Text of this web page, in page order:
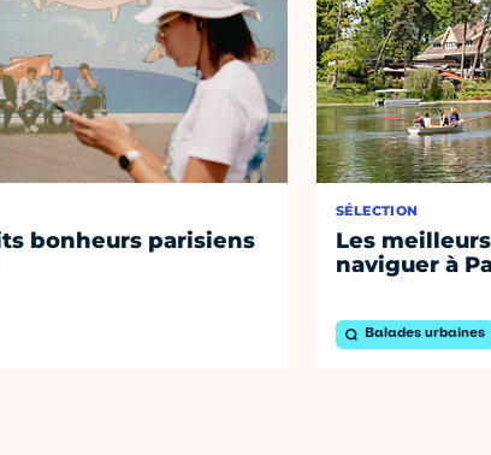
bonheurs parisiens
SÉLECTION
Les
naviguer à
Balades urbaines